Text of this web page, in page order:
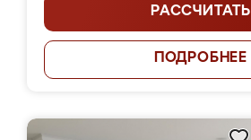
РАССЧИТАТЬ
ПОДРОБНЕЕ